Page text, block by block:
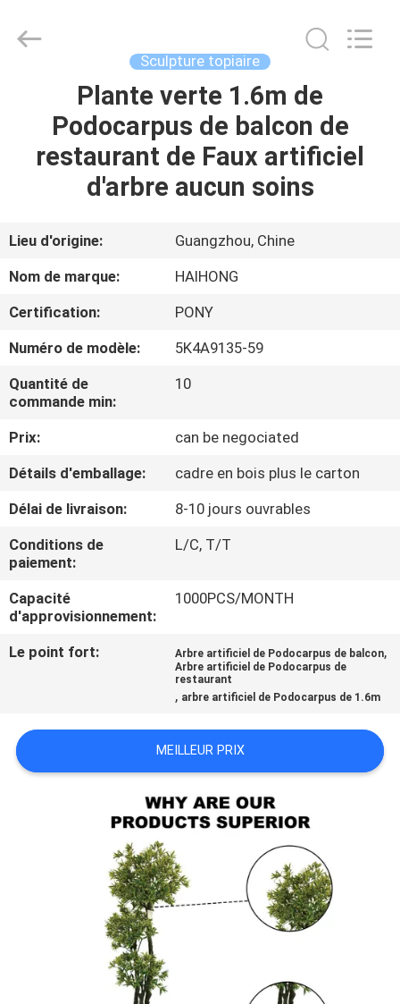
MAISON
PRODUITS
À
DE
NOUS
VISITE
DE
L'USINE
CONTRÔLE
QUALITÉ
CONTACTEZ-
NOUS
LES
DEMANDEZ
Factory.
Sculpture topiaire
Plante verte 1.6m de
Podocarpus de balcon de
restaurant de Faux artificiel
d'arbre aucun soins
Lieu d'origine:
Guangzhou, Chine
Nom de marque:
HAIHONG
Certification:
PONY
Numéro de modèle:
5K4A9135-59
Quantité de
commande min:
10
Prix:
can be negociated
Détails d'emballage:
cadre en bois plus le carton
Délai de livraison:
8-10 jours ouvrables
Conditions de
paiement:
L/C, T/T
Capacité
d'approvisionnement:
1000PCS/MONTH
Le point fort: Arbre artificiel de Podocarpus de balcon,
Arbre artificiel de Podocarpus de
restaurant
, arbre artificiel de Podocarpus de 1.6m
MEILLEUR PRIX